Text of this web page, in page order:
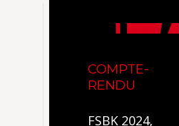
COMPTE-
RENDU
FSBK 2024,